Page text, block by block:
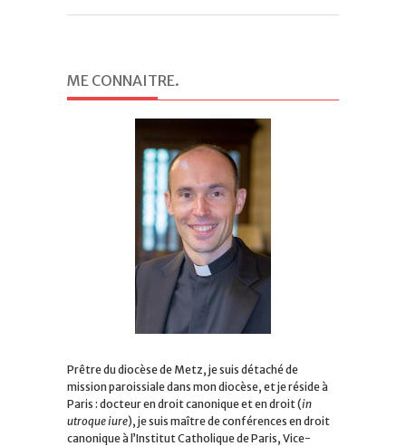
ME CONNAITRE.
Prêtre du diocèse de Metz, je suis détaché de
mission paroissiale dans mon diocèse, et je réside à
Paris : docteur en droit canonique et en droit (in
utroque iure), je suis maître de conférences en droit
canonique à l’Institut Catholique de Paris, Vice-